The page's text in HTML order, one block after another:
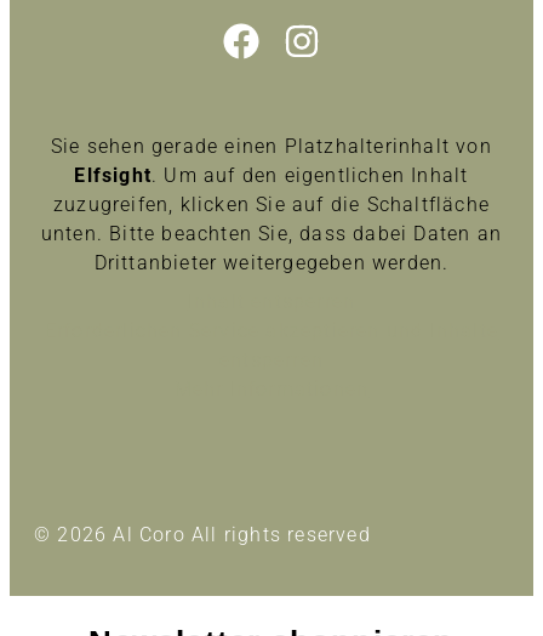
Sie sehen gerade einen Platzhalterinhalt von
Elfsight. Um auf den eigentlichen Inhalt
zuzugreifen, klicken Sie auf die Schaltfläche
unten. Bitte beachten Sie, dass dabei Daten an
Drittanbieter weitergegeben werden.
© 2026 Al Coro All rights reserved